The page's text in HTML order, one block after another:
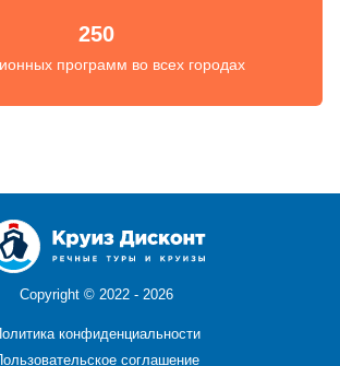
250
программ во всех городах
Copyright © 2022 - 2026
конфиденциальности
соглашение